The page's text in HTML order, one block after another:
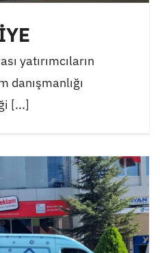
yatırımcıların
danışmanlığı
[...]